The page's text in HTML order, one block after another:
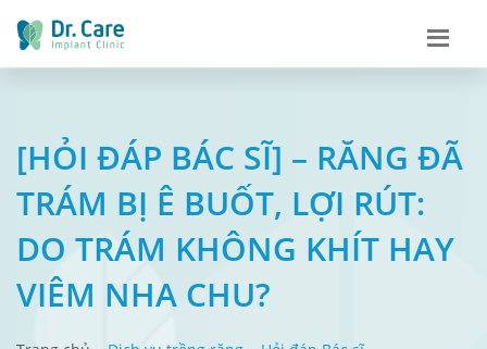
[HỎI ĐÁP BÁC SĨ] – RĂNG ĐÃ
TRÁM BỊ Ê BUỐT, LỢI RÚT:
DO TRÁM KHÔNG KHÍT HAY
VIÊM NHA CHU?